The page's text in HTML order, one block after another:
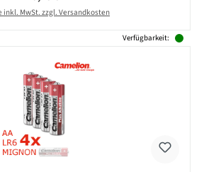
inkl. MwSt. zzgl. Versandkosten
Verfügbarkeit: